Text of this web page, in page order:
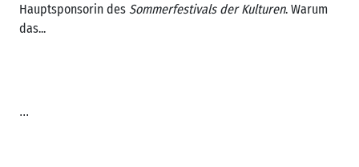
Hauptsponsorin des Sommerfestivals der Kulturen. Warum
das...
...